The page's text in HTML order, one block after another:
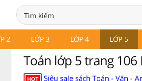
2 LỚP 3 LỚP 4 LỚP 5
Toán lớp 5 trang
HOT Siêu sale sách Toán - Văn -